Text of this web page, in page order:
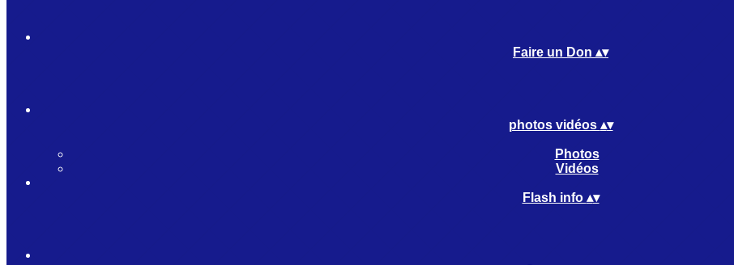
Faire un Don ▴▾
photos vidéos ▴▾
Photos
Vidéos
Flash info ▴▾